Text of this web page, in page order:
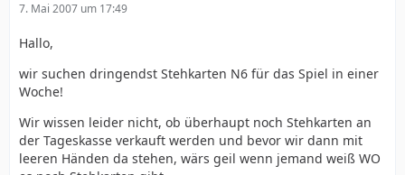
7. Mai 2007 um 17:49
Hallo,
wir suchen dringendst Stehkarten N6 für das Spiel in einer
Woche!
Wir wissen leider nicht, ob überhaupt noch Stehkarten an
der Tageskasse verkauft werden und bevor wir dann mit
leeren Händen da stehen, wärs geil wenn jemand weiß WO